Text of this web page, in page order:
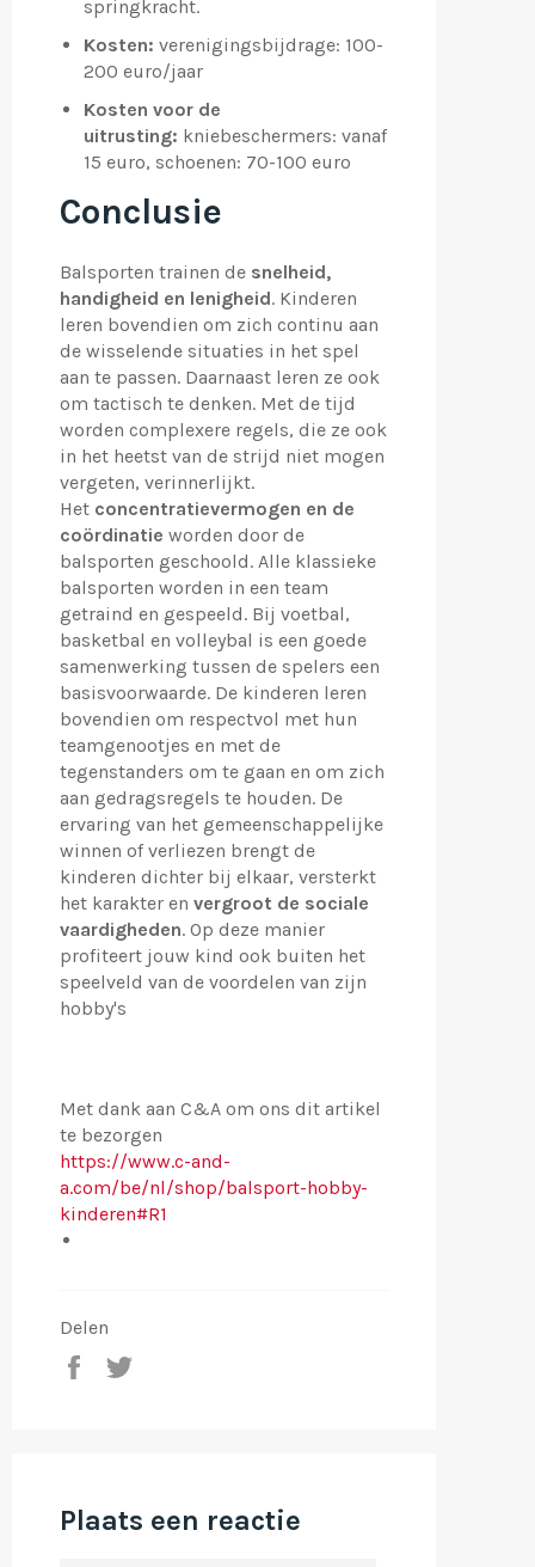
springkracht.
Kosten: verenigingsbijdrage: 100-
200 euro/jaar
Kosten voor de
uitrusting: kniebeschermers: vanaf
15 euro, schoenen: 70-100 euro
Conclusie
Balsporten trainen de snelheid,
handigheid en lenigheid. Kinderen
leren bovendien om zich continu aan
de wisselende situaties in het spel
aan te passen. Daarnaast leren ze ook
om tactisch te denken. Met de tijd
worden complexere regels, die ze ook
in het heetst van de strijd niet mogen
vergeten, verinnerlijkt.
Het concentratievermogen en de
coördinatie worden door de
balsporten geschoold. Alle klassieke
balsporten worden in een team
getraind en gespeeld. Bij voetbal,
basketbal en volleybal is een goede
samenwerking tussen de spelers een
basisvoorwaarde. De kinderen leren
bovendien om respectvol met hun
teamgenootjes en met de
tegenstanders om te gaan en om zich
aan gedragsregels te houden. De
ervaring van het gemeenschappelijke
winnen of verliezen brengt de
kinderen dichter bij elkaar, versterkt
het karakter en vergroot de sociale
vaardigheden. Op deze manier
profiteert jouw kind ook buiten het
speelveld van de voordelen van zijn
hobby's
Met dank aan C&A om ons dit artikel
te bezorgen
https://www.c-and-
a.com/be/nl/shop/balsport-hobby-
kinderen#R1
Delen
Deel
Plaats een reactie